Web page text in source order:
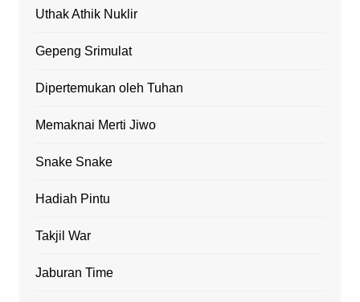
Uthak Athik Nuklir
Gepeng Srimulat
Dipertemukan oleh Tuhan
Memaknai Merti Jiwo
Snake Snake
Hadiah Pintu
Takjil War
Jaburan Time